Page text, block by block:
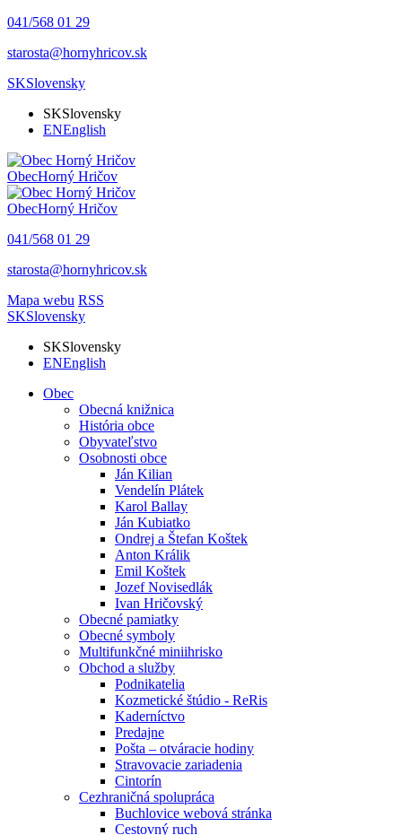
041/568 01 29
starosta@hornyhricov.sk
SKSlovensky
SKSlovensky
ENEnglish
ObecHorný Hričov
ObecHorný Hričov
041/568 01 29
starosta@hornyhricov.sk
Mapa webu RSS
SKSlovensky
SKSlovensky
ENEnglish
Obec
Obecná knižnica
História obce
Obyvateľstvo
Osobnosti obce
Ján Kilian
Vendelín Plátek
Karol Ballay
Ján Kubiatko
Ondrej a Štefan Koštek
Anton Králik
Emil Koštek
Jozef Novisedlák
Ivan Hričovský
Obecné pamiatky
Obecné symboly
Multifunkčné miniihrisko
Obchod a služby
Podnikatelia
Kozmetické štúdio - ReRis
Kaderníctvo
Predajne
Pošta – otváracie hodiny
Stravovacie zariadenia
Cintorín
Cezhraničná spolupráca
Buchlovice webová stránka
Cestovný ruch